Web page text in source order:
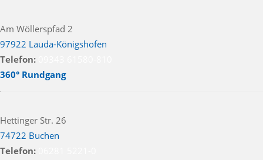
Am Wöllerspfad 2
97922 Lauda-Königshofen
Telefon:
360° Rundgang
Hettinger Str. 26
74722 Buchen
Telefon: